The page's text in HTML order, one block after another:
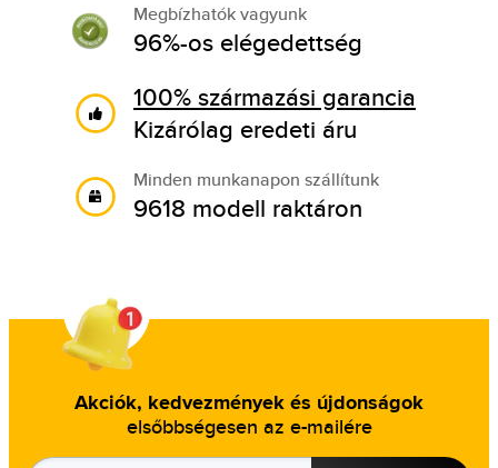
Megbízhatók vagyunk
96%-os elégedettség
100% származási garancia
Kizárólag eredeti áru
Minden munkanapon szállítunk
9618 modell raktáron
Akciók, kedvezmények és újdonságok
elsőbbségesen az e-mailére